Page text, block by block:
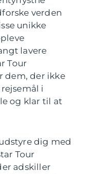
verden
unikke
lavere
Tour
dem, der ikke
i
og klar til at
dig med
Tour
adskiller